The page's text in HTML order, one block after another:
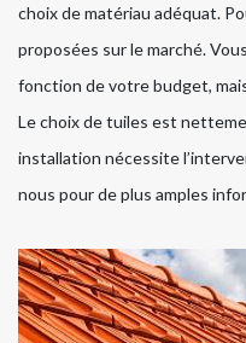
choix de matériau adéquat.
proposées sur le marché.
fonction de votre budget,
Le choix de tuiles est
installation nécessite
nous pour de plus amples